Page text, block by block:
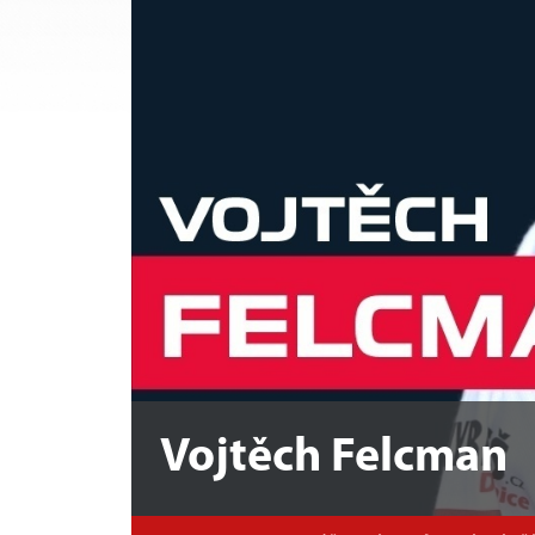
Vojtěch Felcman